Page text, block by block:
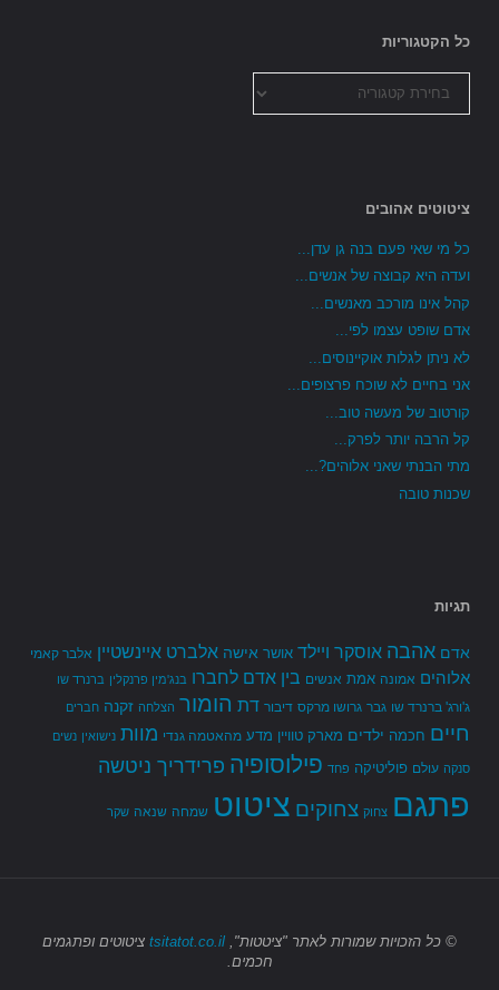
כל הקטגוריות
הקטגוריות
ציטוטים אהובים
כל מי שאי פעם בנה גן עדן...
ועדה היא קבוצה של אנשים...
קהל אינו מורכב מאנשים...
אדם שופט עצמו לפי...
לא ניתן לגלות אוקיינוסים...
אני בחיים לא שוכח פרצופים...
קורטוב של מעשה טוב...
קל הרבה יותר לפרק...
מתי הבנתי שאני אלוהים?...
שכנות טובה
תגיות
אדם אהבה אוסקר ויילד אושר אישה אלברט איינשטיין אלבר קאמי
אלוהים אמונה אמת אנשים בין אדם לחברו בנג'מין פרנקלין ברנרד שו
ג'ורג' ברנרד שו גבר גרושו מרקס דיבור דת הומור הצלחה זקנה חברים
חיים חכמה ילדים מארק טוויין מדע מהאטמה גנדי מוות נישואין נשים
סנקה עולם פוליטיקה פחד פילוסופיה פרידריך ניטשה
פתגם צחוק צחוקים ציטוט שמחה שנאה שקר
© כל הזכויות שמורות לאתר "ציטטות", tsitatot.co.il ציטוטים ופתגמים
חכמים.